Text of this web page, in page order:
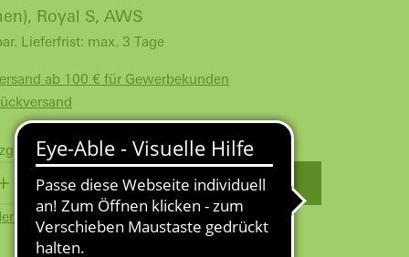
Royal S, AWS
Lieferfrist: max. 3 Tage
ab 100 € für Gewerbekunden
Versandkosten
WARENKORB